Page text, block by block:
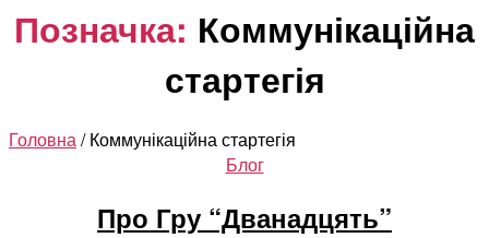
Позначка: Коммунікаційна
стартегія
Головна/ Коммунікаційна стартегія
Категорії
Блог
Про Гру “Дванадцять”